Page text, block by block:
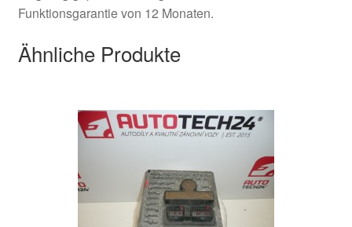
Funktionsgarantie von 12 Monaten.
Ähnliche Produkte